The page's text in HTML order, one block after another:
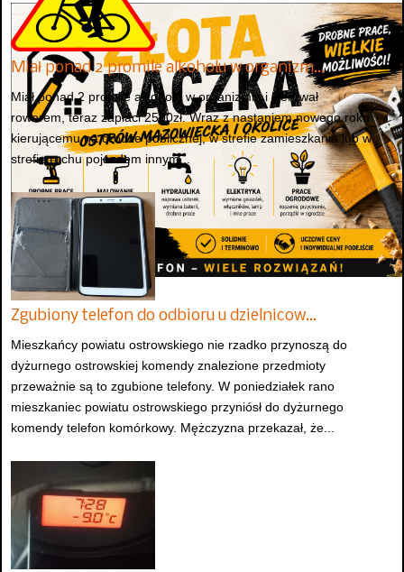
Miał ponad 2 promile alkoholu w organizm…
Miał ponad 2 promile alkoholu w organizmie i kierował
rowerem, teraz zapłaci 2500zł. Wraz z nastaniem nowego roku
kierującemu na drodze publicznej, w strefie zamieszkania lub w
strefie ruchu pojazdem innym...
Zgubiony telefon do odbioru u dzielnicow…
Mieszkańcy powiatu ostrowskiego nie rzadko przynoszą do
dyżurnego ostrowskiej komendy znalezione przedmioty
przeważnie są to zgubione telefony. W poniedziałek rano
mieszkaniec powiatu ostrowskiego przyniósł do dyżurnego
komendy telefon komórkowy. Mężczyzna przekazał, że...